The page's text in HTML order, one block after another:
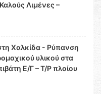
Λιμένες –
Χαλκίδα - Ρύπανση
υλικού στα
Ε/Γ – Τ/Ρ πλοίου